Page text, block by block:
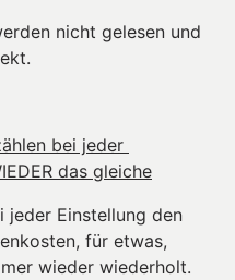
nicht gelesen und
bei jeder
das gleiche
jeder Einstellung den
für etwas,
wieder wiederholt.